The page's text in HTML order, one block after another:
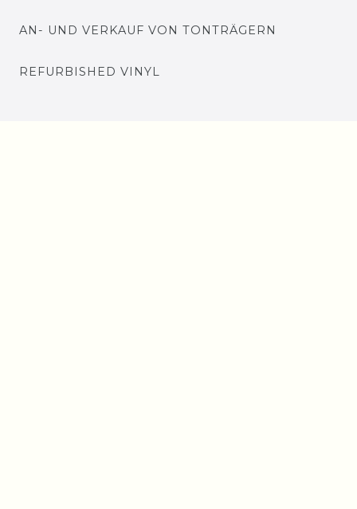
AN- UND VERKAUF VON TONTRÄGERN
REFURBISHED VINYL